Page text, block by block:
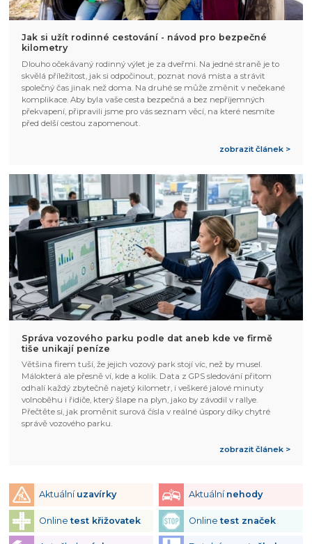
Jak si užít rodinné cestování - návod pro bezpečné
kilometry
Dlouho očekávaný rodinný výlet je za dveřmi. Na jedné straně je to
skvělá příležitost, jak si odpočinout, poznat nová místa a strávit
společný čas jinak než doma. Na druhé se může změnit v nečekané
komplikace. Aby byla vaše cesta bezpečná a bez nepříjemných
překvapení, připravili jsme pro vás seznam věcí, na které nesmíte
před delší cestou zapomenout.
zobrazit článek >
Správa vozového parku podle dat aneb kde ve firmě
tiše unikají peníze
Většina firem tuší, že jejich vozový park stojí víc, než by musel.
Málokterá ale přesně ví, kde a kolik. Data z GPS sledování přitom
odhalí každý zbytečně najetý kilometr, i veškeré jalové minuty
volnoběhu i řidiče, který šlape na plyn, jako by závodil v rallye.
Přečtěte si, jak proměnit surová čísla v reálné úspory díky chytré
správě vozového parku.
zobrazit článek >
Aktuální uzavírky Aktuální nehody
Onlinetest křižovatek Onlinetest značek